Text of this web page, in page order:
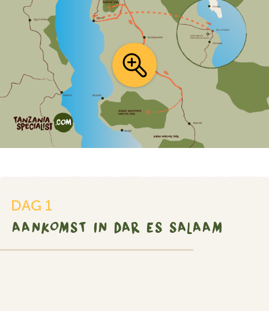
DAG 1
AANKOMST IN DAR ES SALAAM